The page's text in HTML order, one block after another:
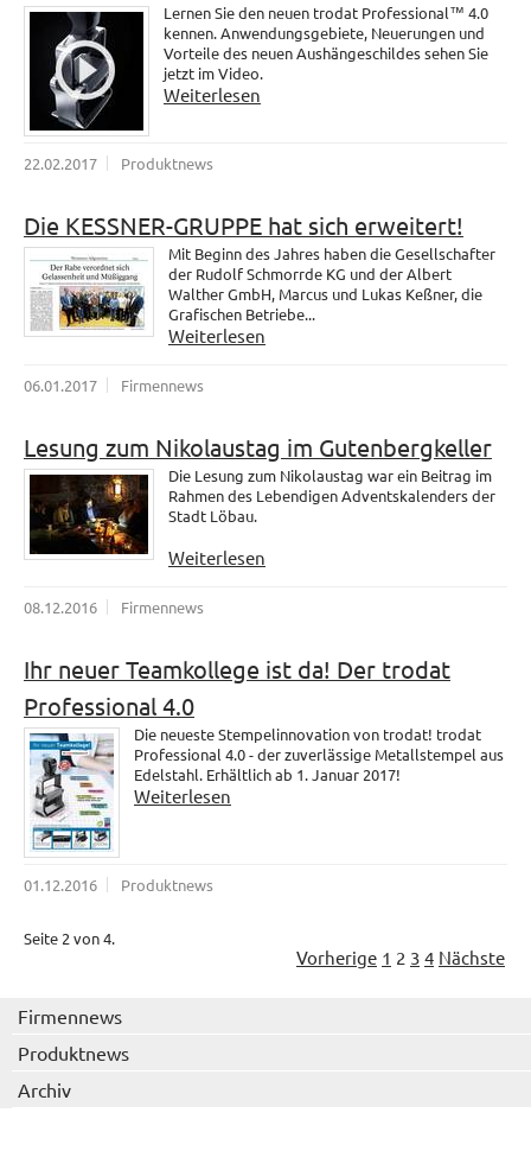
Lernen Sie den neuen trodat Professional™ 4.0
kennen. Anwendungsgebiete, Neuerungen und
Vorteile des neuen Aushängeschildes sehen Sie
jetzt im Video.
Weiterlesen
22.02.2017 Produktnews
Die KESSNER-GRUPPE hat sich erweitert!
Mit Beginn des Jahres haben die Gesellschafter
der Rudolf Schmorrde KG und der Albert
Walther GmbH, Marcus und Lukas Keßner, die
Grafischen Betriebe...
Weiterlesen
06.01.2017 Firmennews
Lesung zum Nikolaustag im Gutenbergkeller
Die Lesung zum Nikolaustag war ein Beitrag im
Rahmen des Lebendigen Adventskalenders der
Stadt Löbau.
Weiterlesen
08.12.2016 Firmennews
Ihr neuer Teamkollege ist da! Der trodat
Professional 4.0
Die neueste Stempelinnovation von trodat! trodat
Professional 4.0 - der zuverlässige Metallstempel aus
Edelstahl. Erhältlich ab 1. Januar 2017!
Weiterlesen
01.12.2016 Produktnews
Seite 2 von 4.
Vorherige 1 2 3 4 Nächste
Firmennews
Produktnews
Archiv